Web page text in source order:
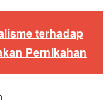
terhadap
Pernikahan